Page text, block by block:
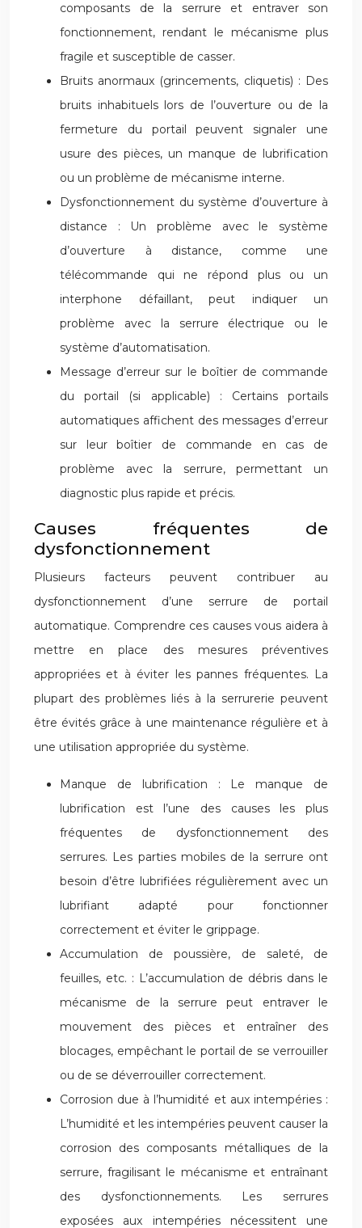
composants de la serrure et entraver son
fonctionnement, rendant le mécanisme plus
fragile et susceptible de casser.
Bruits anormaux (grincements, cliquetis) : Des
bruits inhabituels lors de l’ouverture ou de la
fermeture du portail peuvent signaler une
usure des pièces, un manque de lubrification
ou un problème de mécanisme interne.
Dysfonctionnement du système d’ouverture à
distance : Un problème avec le système
d’ouverture à distance, comme une
télécommande qui ne répond plus ou un
interphone défaillant, peut indiquer un
problème avec la serrure électrique ou le
système d’automatisation.
Message d’erreur sur le boîtier de commande
du portail (si applicable) : Certains portails
automatiques affichent des messages d’erreur
sur leur boîtier de commande en cas de
problème avec la serrure, permettant un
diagnostic plus rapide et précis.
Causes fréquentes de
dysfonctionnement
Plusieurs facteurs peuvent contribuer au
dysfonctionnement d’une serrure de portail
automatique. Comprendre ces causes vous aidera à
mettre en place des mesures préventives
appropriées et à éviter les pannes fréquentes. La
plupart des problèmes liés à la serrurerie peuvent
être évités grâce à une maintenance régulière et à
une utilisation appropriée du système.
Manque de lubrification : Le manque de
lubrification est l’une des causes les plus
fréquentes de dysfonctionnement des
serrures. Les parties mobiles de la serrure ont
besoin d’être lubrifiées régulièrement avec un
lubrifiant adapté pour fonctionner
correctement et éviter le grippage.
Accumulation de poussière, de saleté, de
feuilles, etc. : L’accumulation de débris dans le
mécanisme de la serrure peut entraver le
mouvement des pièces et entraîner des
blocages, empêchant le portail de se verrouiller
ou de se déverrouiller correctement.
Corrosion due à l’humidité et aux intempéries :
L’humidité et les intempéries peuvent causer la
corrosion des composants métalliques de la
serrure, fragilisant le mécanisme et entraînant
des dysfonctionnements. Les serrures
exposées aux intempéries nécessitent une